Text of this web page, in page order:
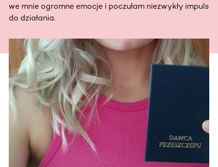
we mnie ogromne emocje i poczułam niezwykły impuls
do działania.